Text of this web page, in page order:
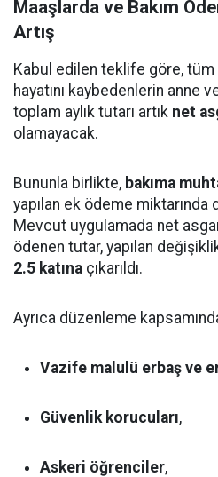
Maaşlarda ve Bakım
Artış
Kabul edilen teklife göre, tüm
hayatını kaybedenlerin anne
toplam aylık tutarı artık net
olamayacak.
Bununla birlikte, bakıma
yapılan ek ödeme miktarında
Mevcut uygulamada net
ödenen tutar, yapılan
2.5 katına çıkarıldı.
Ayrıca düzenleme
Vazife malulü erbaş ve
Güvenlik korucuları,
Askeri öğrenciler,